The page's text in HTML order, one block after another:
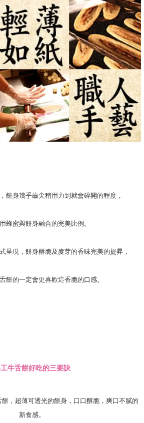
餅身幾乎齒尖稍用力到就會碎開的程度，
蜂蜜與餅身融合的完美比例。
呈現，餅身酥脆及麥芽的香味完美的提昇，
餅的一定會更喜歡這香脆的口感。
牛舌餅好吃的三要訣
，超薄可透光的餅身，口口酥脆，爽口不膩的
新食感。